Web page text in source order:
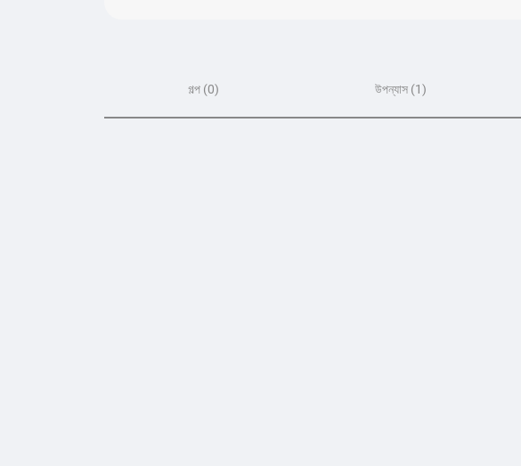
গল্প (0) উপন্যাস (1)